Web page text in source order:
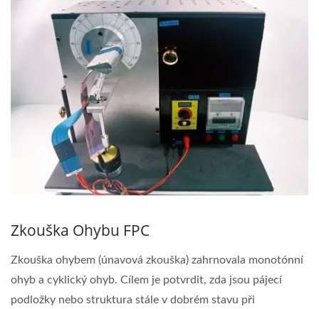
Zkouška Ohybu FPC
Zkouška ohybem (únavová zkouška) zahrnovala monotónní
ohyb a cyklický ohyb. Cílem je potvrdit, zda jsou pájecí
podložky nebo struktura stále v dobrém stavu při